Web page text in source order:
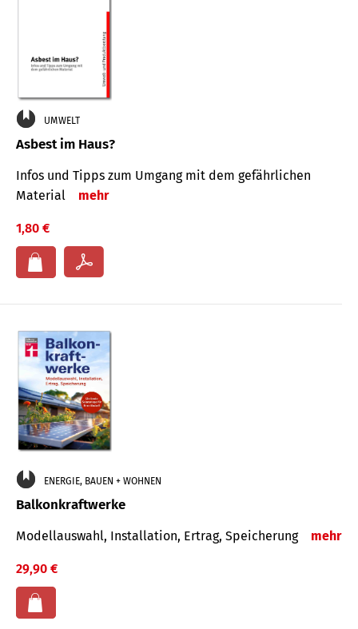
UMWELT
Asbest im Haus?
Infos und Tipps zum Um­gang mit dem ge­fähr­lichen
Mate­rial
mehr
1,80 €
ENERGIE, BAUEN + WOHNEN
Balkonkraftwerke
Modellauswahl, Installation, Ertrag, Speicherung mehr
29,90 €